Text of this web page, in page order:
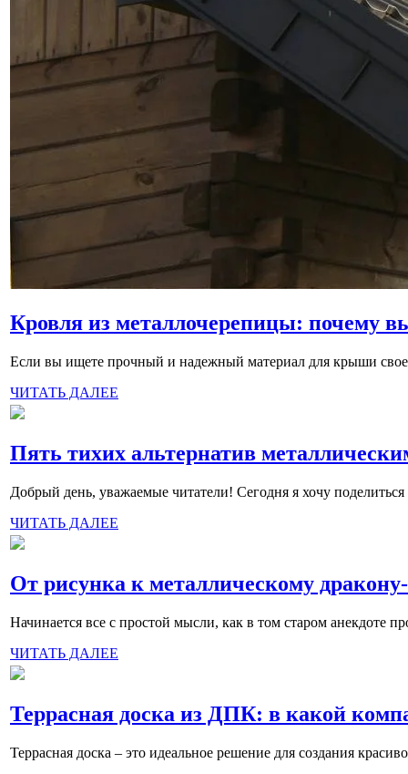
Кровля из металлочерепицы: почему
Если вы ищете прочный и надежный материал для крыши
ЧИТАТЬ ДАЛЕЕ
Пять тихих альтернатив
Добрый день, уважаемые читатели! Сегодня я хочу
ЧИТАТЬ ДАЛЕЕ
От рисунка к металлическому
Начинается все с простой мысли, как в том старом анекдоте
ЧИТАТЬ ДАЛЕЕ
Террасная доска из ДПК: в какой
Террасная доска – это идеальное решение для создания